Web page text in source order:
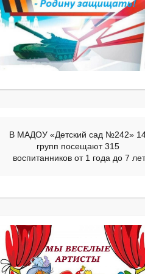
В МАДОУ «Детский сад №242»
групп посещают 315
воспитанников от 1 года до 7 лет